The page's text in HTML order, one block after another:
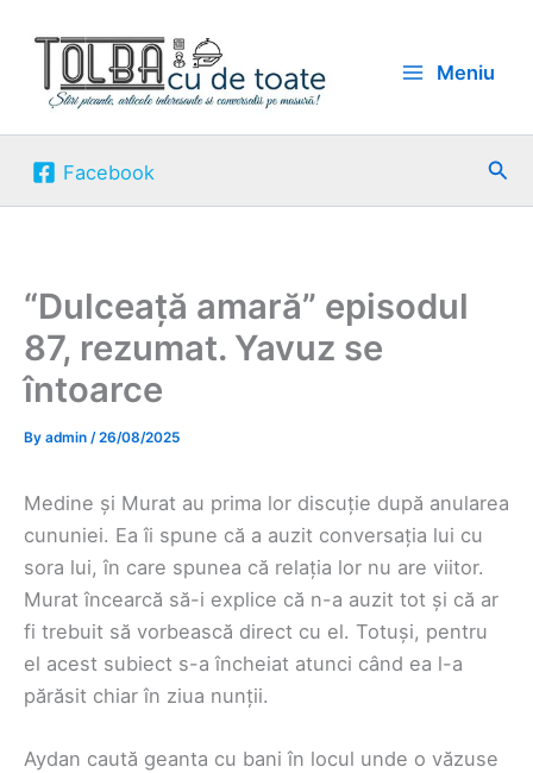
content
Meniu
Facebook
“Dulceață amară” episodul
87, rezumat. Yavuz se
întoarce
By admin /26/08/2025
Medine și Murat au prima lor discuție după anularea
cununiei. Ea îi spune că a auzit conversația lui cu
sora lui, în care spunea că relația lor nu are viitor.
Murat încearcă să-i explice că n-a auzit tot și că ar
fi trebuit să vorbească direct cu el. Totuși, pentru
el acest subiect s-a încheiat atunci când ea l-a
părăsit chiar în ziua nunții.
Aydan caută geanta cu bani în locul unde o văzuse